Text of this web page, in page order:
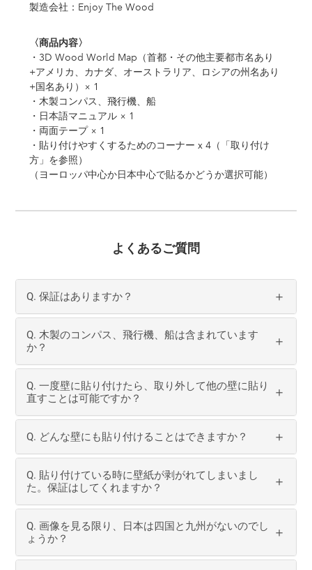
製造会社：Enjoy The Wood
〈商品内容〉
・3D Wood World Map（首都・その他主要都市名あり
+アメリカ、カナダ、オーストラリア、ロシアの州名あり
+国名あり）× 1
・木製コンパス、飛行機、船
・日本語マニュアル × 1
・両面テープ × 1
・貼り付けやすくするためのコーナー x 4（「取り付け
方」を参照）
（ヨーロッパ中心か日本中心で貼るかどうか選択可能）
よくあるご質問
Q. 保証はありますか？
Q. 木製のコンパス、飛行機、船は含まれています
か？
Q. 一度壁に貼り付けたら、取り外して他の壁に貼り
直すことは可能ですか？
Q. どんな壁にも貼り付けることはできますか？
Q. 貼り付けている時に壁紙が剥がれてしまいまし
た。保証はしてくれますか？
Q. 画像を見る限り、日本は四国と九州がないのでし
ょうか？